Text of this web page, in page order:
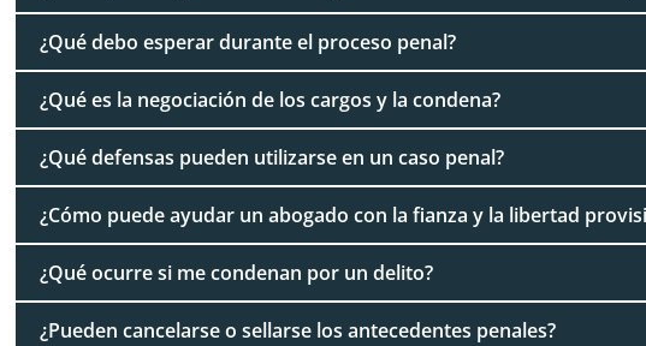
¿Qué debo esperar durante el proceso penal?
¿Qué es la negociación de los cargos y la condena?
¿Qué defensas pueden utilizarse en un caso penal?
¿Cómo puede ayudar un abogado con la fianza y la libertad
¿Qué ocurre si me condenan por un delito?
¿Pueden cancelarse o sellarse los antecedentes penales?